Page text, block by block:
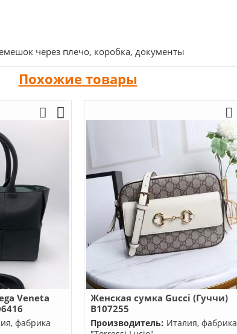
через плечо, коробка, документы
Похожие товары
Veneta
фабрика
Женская сумка Gucci (Гуччи)
B107255
Производитель: Италия, фабрика